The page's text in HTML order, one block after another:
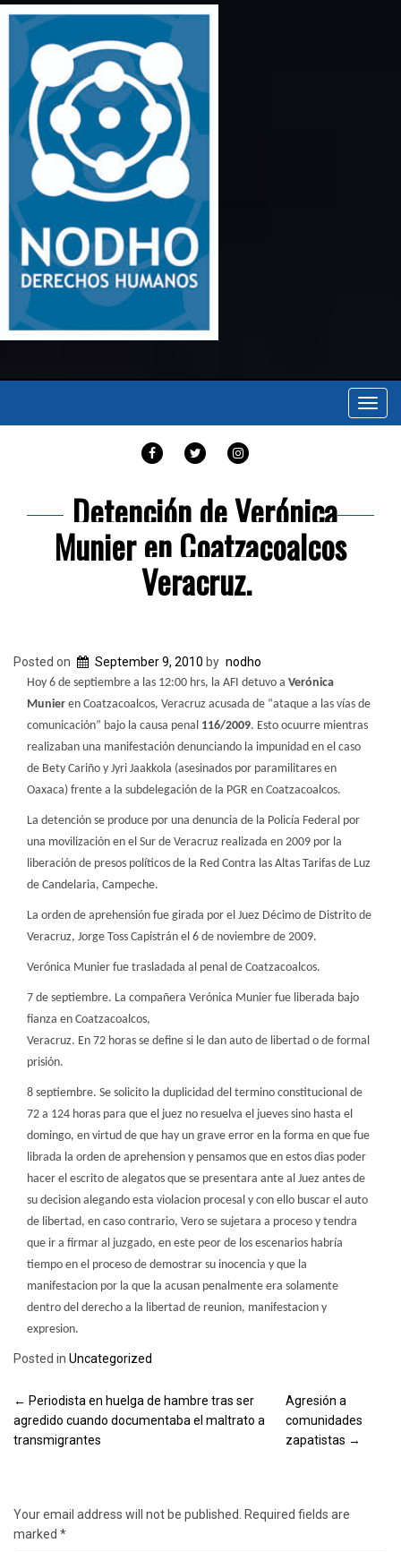
FACEBOOKTWITTER
Detención de Verónica
Munier en Coatzacoalcos
Veracruz.
Posted on September 9, 2010 by nodho
Hoy 6 de septiembre a las 12:00 hrs, la AFI detuvo a Verónica
Munier en Coatzacoalcos, Veracruz acusada de “ataque a las vías de
comunicación” bajo la causa penal 116/2009. Esto ocuurre mientras
realizaban una manifestación denunciando la impunidad en el caso
de Bety Cariño y Jyri Jaakkola (asesinados por paramilitares en
Oaxaca) frente a la subdelegación de la PGR en Coatzacoalcos.
La detención se produce por una denuncia de la Policía Federal por
una movilización en el Sur de Veracruz realizada en 2009 por la
liberación de presos políticos de la Red Contra las Altas Tarifas de Luz
de Candelaria, Campeche.
La orden de aprehensión fue girada por el Juez Décimo de Distrito de
Veracruz, Jorge Toss Capistrán el 6 de noviembre de 2009.
Verónica Munier fue trasladada al penal de Coatzacoalcos.
7 de septiembre. La compañera Verónica Munier fue liberada bajo
fianza en Coatzacoalcos,
Veracruz. En 72 horas se define si le dan auto de libertad o de formal
prisión.
8 septiembre. Se solicito la duplicidad del termino constitucional de
72 a 124 horas para que el juez no resuelva el jueves sino hasta el
domingo, en virtud de que hay un grave error en la forma en que fue
librada la orden de aprehension y pensamos que en estos dias poder
hacer el escrito de alegatos que se presentara ante al Juez antes de
su decision alegando esta violacion procesal y con ello buscar el auto
de libertad, en caso contrario, Vero se sujetara a proceso y tendra
que ir a firmar al juzgado, en este peor de los escenarios habría
tiempo en el proceso de demostrar su inocencia y que la
manifestacion por la que la acusan penalmente era solamente
dentro del derecho a la libertad de reunion, manifestacion y
expresion.
Posted in Uncategorized
Post
navigation
← Periodista en huelga de hambre tras ser
agredido cuando documentaba el maltrato a
transmigrantes
Agresión a
comunidades
zapatistas →
Your email address will not be published. Required fields are
marked *